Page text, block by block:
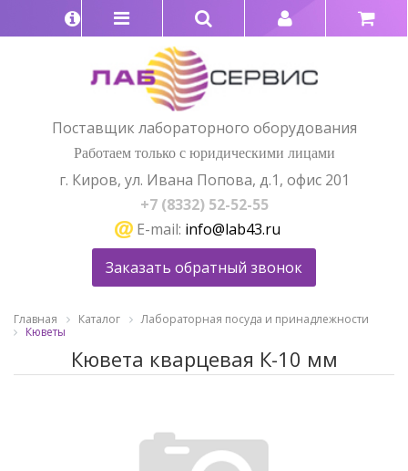
Поставщик лабораторного оборудования
Работаем только с юридическими лицами
г. Киров, ул. Ивана Попова, д.1, офис 201
+7 (8332) 52-52-55
E-mail: info@lab43.ru
Заказать обратный звонок
Главная Каталог
Лабораторная посуда и принадлежности
Кюветы
Кювета кварцевая К-10 мм